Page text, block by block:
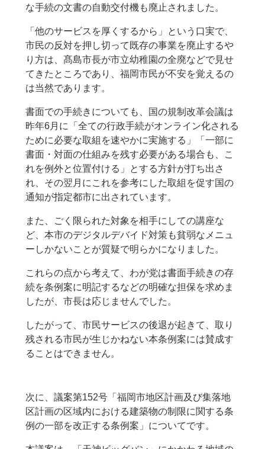
な手続の文書の自動交付機も廃止されました。
「他のサービスを厚くするから」という口実で、
市民の反対を押し切って既存の事業を廃止するや
り方は、髙島市長が市立幼稚園の全廃などで見せ
てきたところであり、福岡市民が不安を覚えるの
は当然であります。
書面での手続きについても、国の規制改革会議は
昨年6月に「全ての行政手続がオンライン化される
ために必要な取組を速やかに実施する」「一部に
書面・対面の仕組みを残す必要がある場合も、こ
れを例外と位置付ける」とする方針が打ち出さ
れ、その翌月にこれを参考にした取組を促す国の
通知が指定都市に出されています。
また、ごく限られた対象を相手にしての講座な
ど、本市のデジタルデバイド対策も貧弱なメニュ
ーしかないことが質疑で明らかになりました。
これらの点から考えて、わが党は書面手続きの存
続を条例案に明記するなどの明確な担保を求めま
したが、市長は応じませんでした。
したがって、市民サービスの後退が起きて、取り
残される市民が生じかねない本条例案には賛成す
ることはできません。
次に、議案第152号「福岡市地区計画及び集落地
区計画の区域内における建築物の制限に関する条
例の一部を改正する条例案」についてです。